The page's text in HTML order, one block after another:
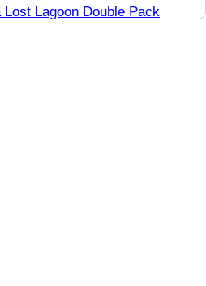
Lagoon Double Pack